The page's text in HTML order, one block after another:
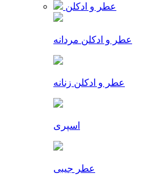
عطر و ادکلن
عطر و ادکلن مردانه
عطر و ادکلن زنانه
اسپری
عطر جیبی